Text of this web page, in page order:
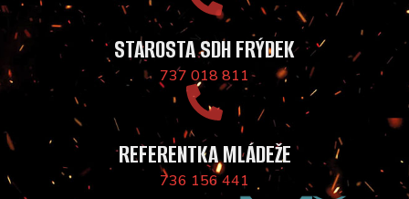
STAROSTA SDH FRÝDEK
737 018 811
REFERENTKA MLÁDEŽE
736 156 441